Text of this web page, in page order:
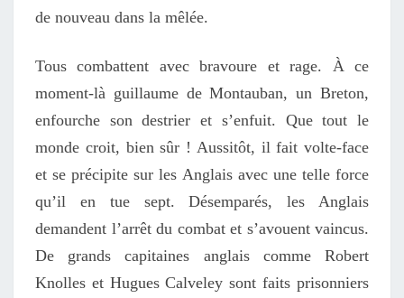
de nouveau dans la mêlée.
Tous combattent avec bravoure et rage. À ce
moment-là guillaume de Montauban, un Breton,
enfourche son destrier et s’enfuit. Que tout le
monde croit, bien sûr ! Aussitôt, il fait volte-face
et se précipite sur les Anglais avec une telle force
qu’il en tue sept. Désemparés, les Anglais
demandent l’arrêt du combat et s’avouent vaincus.
De grands capitaines anglais comme Robert
Knolles et Hugues Calveley sont faits prisonniers